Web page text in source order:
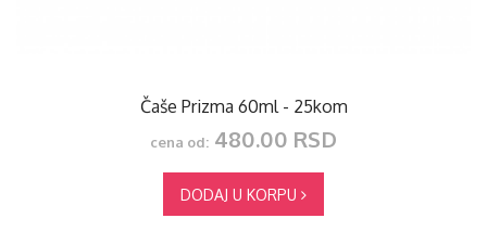
Čaše Prizma 60ml - 25kom
cena od: 480.00 RSD
DODAJ U KORPU